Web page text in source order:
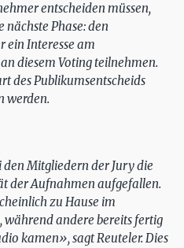
entscheiden müssen,
nächste Phase: den
ein Interesse am
diesem Voting teilnehmen.
des Publikumsentscheids
werden.
Mitgliedern der Jury die
der Aufnahmen aufgefallen.
zu Hause im
andere bereits fertig
kamen», sagt Reuteler. Dies